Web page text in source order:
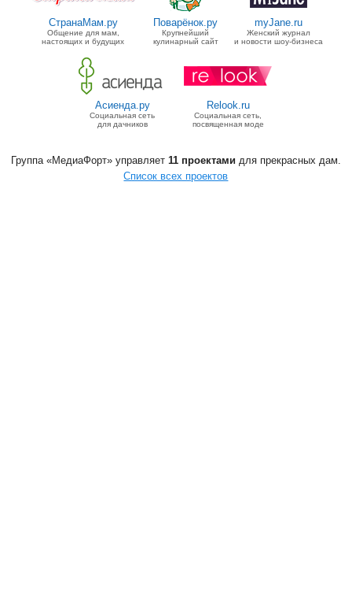
СтранаМам.ру
Общение для мам,
настоящих и будущих
Поварёнок.ру
Крупнейший
кулинарный сайт
myJane.ru
Женский журнал
и новости шоу-бизнеса
Асиенда.ру
Социальная сеть
для дачников
Relook.ru
Социальная сеть,
посвященная моде
Группа «МедиаФорт» управляет 11 проектами для прекрасных дам.
Список всех проектов